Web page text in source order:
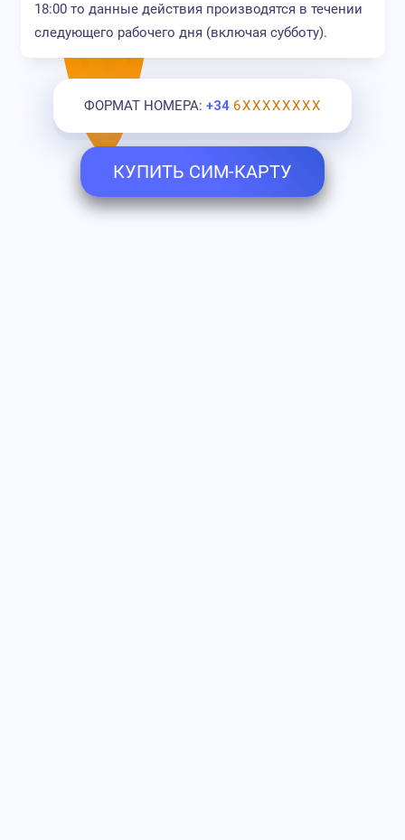
18:00 то данные действия производятся в течении
следующего рабочего дня (включая субботу).
ФОРМАТ НОМЕРА: +34 6ХХХХХХХХ
КУПИТЬ СИМ-КАРТУ